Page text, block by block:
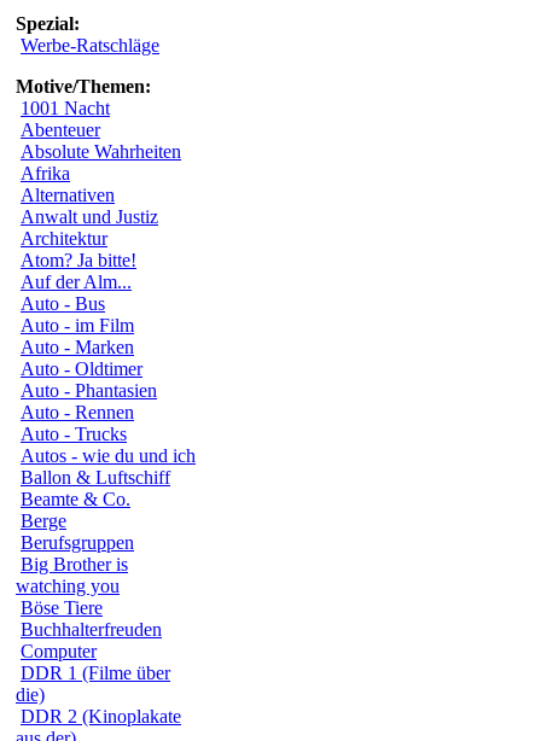
Spezial:
Werbe-Ratschläge
Motive/Themen:
1001 Nacht
Abenteuer
Absolute Wahrheiten
Afrika
Alternativen
Anwalt und Justiz
Architektur
Atom? Ja bitte!
Auf der Alm...
Auto - Bus
Auto - im Film
Auto - Marken
Auto - Oldtimer
Auto - Phantasien
Auto - Rennen
Auto - Trucks
Autos - wie du und ich
Ballon & Luftschiff
Beamte & Co.
Berge
Berufsgruppen
Big Brother is
watching you
Böse Tiere
Buchhalterfreuden
Computer
DDR 1 (Filme über
die)
DDR 2 (Kinoplakate